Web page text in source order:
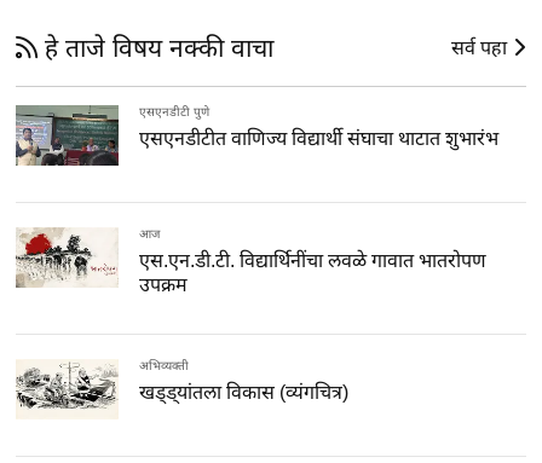
हे ताजे विषय नक्की वाचा सर्व पहा
एसएनडीटी पुणे
एसएनडीटीत वाणिज्य विद्यार्थी संघाचा थाटात शुभारंभ
आज
एस.एन.डी.टी. विद्यार्थिनींचा लवळे गावात भातरोपण
उपक्रम
अभिव्यक्ती
खड्ड्यांतला विकास (व्यंगचित्र)